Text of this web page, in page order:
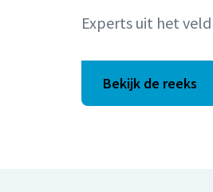
Experts uit het
Bekijk de reeks